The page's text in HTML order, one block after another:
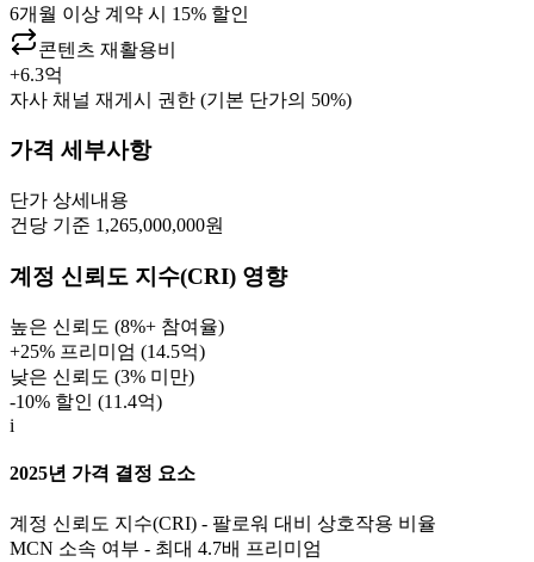
6개월 이상 계약 시 15% 할인
콘텐츠 재활용비
+6.3억
자사 채널 재게시 권한 (기본 단가의 50%)
가격 세부사항
단가 상세내용
건당 기준 1,265,000,000원
계정 신뢰도 지수(CRI) 영향
높은 신뢰도 (8%+ 참여율)
+25% 프리미엄 (14.5억)
낮은 신뢰도 (3% 미만)
-10% 할인 (11.4억)
i
2025년 가격 결정 요소
계정 신뢰도 지수(CRI) - 팔로워 대비 상호작용 비율
MCN 소속 여부 - 최대 4.7배 프리미엄